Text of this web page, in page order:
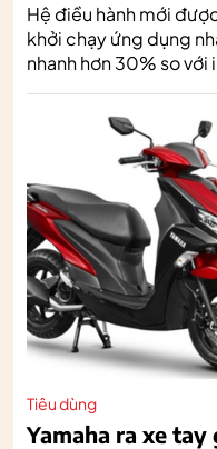
Hệ điều hành mới
khởi chạy ứng dụng
nhanh hơn 30% so với
Tiêu dùng
Yamaha ra xe